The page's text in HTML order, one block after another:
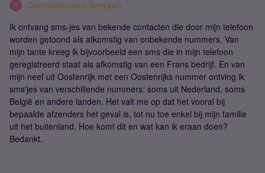
G
Gerenommeerd Simyaan
Ik ontvang sms-jes van bekende contacten die door mijn telefoon
worden getoond als afkomstig van onbekende nummers. Van
mijn tante kreeg ik bijvoorbeeld een sms die in mijn telefoon
geregistreerd staat als afkomstig van een Frans bedrijf. En van
mijn neef uit Oostenrijk met een Oostenrijks nummer ontving ik
sms'jes van verschillende nummers: soms uit Nederland, soms
België en andere landen. Het valt me op dat het vooral bij
bepaalde afzenders het geval is, tot nu toe enkel bij mijn familie
uit het buitenland. Hoe komt dit en wat kan ik eraan doen?
Bedankt.